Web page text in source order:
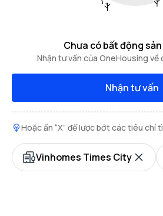
Chưa có bất động
Nhận tư vấn của OneHousing
Nhận tư vấn
Hoặc ấn “X” để lược bớt các tiêu chí
Vinhomes Times City